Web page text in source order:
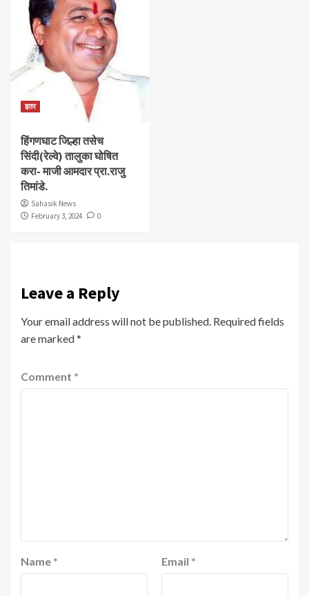
इतर
हिंगणघाट जिल्हा तसेच
सिंदी(रेल्वे) तालुका घोषित
करा- माजी आमदार प्रा.राजु
तिमांडे.
Sahasik News
February 3, 2024
0
Leave a Reply
Your email address will not be published. Required fields
are marked*
Comment *
Name * Email *